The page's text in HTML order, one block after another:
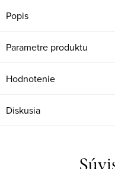
Popis
Parametre produktu
Hodnotenie
Diskusia